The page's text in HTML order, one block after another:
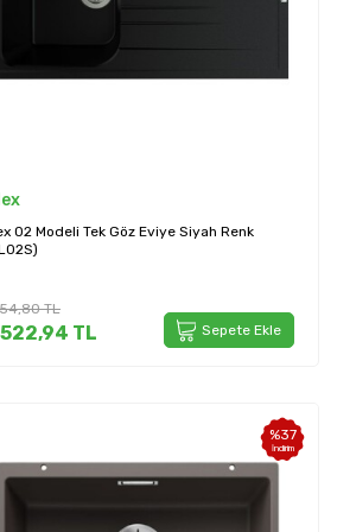
02 Modeli Tek Göz Eviye Siyah Renk
TL
TL Sepete Ekle
%37
İndirim